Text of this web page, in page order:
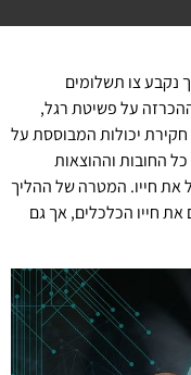
נקבע צו תשלומים
על פשיטת רגל,
יכולות המבוססת על
החובות וההוצאות
את חייו. המטרה של ההליך
את חייו הכלכלים, אך גם